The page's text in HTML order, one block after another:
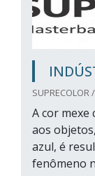
SUPRECOLOR
A cor mexe
aos
azul, é
fenômeno